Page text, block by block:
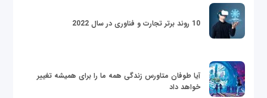
10 روند برتر تجارت و فناوری در سال 2022
آیا طوفان متاورس زندگی همه ما را برای همیشه تغییر
خواهد داد